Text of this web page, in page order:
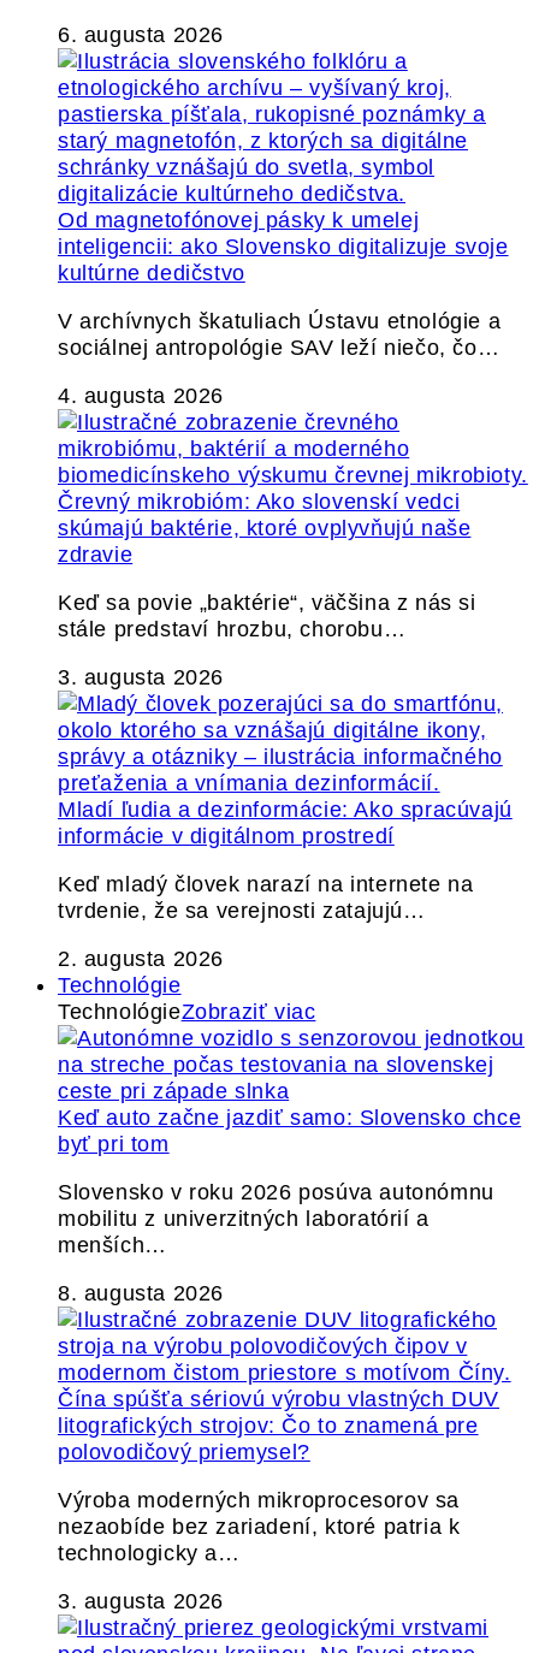
6. augusta 2026
Od magnetofónovej pásky k umelej
inteligencii: ako Slovensko digitalizuje svoje
kultúrne dedičstvo
V archívnych škatuliach Ústavu etnológie a
sociálnej antropológie SAV leží niečo, čo…
4. augusta 2026
Črevný mikrobióm: Ako slovenskí vedci
skúmajú baktérie, ktoré ovplyvňujú naše
zdravie
Keď sa povie „baktérie“, väčšina z nás si
stále predstaví hrozbu, chorobu…
3. augusta 2026
Mladí ľudia a dezinformácie: Ako spracúvajú
informácie v digitálnom prostredí
Keď mladý človek narazí na internete na
tvrdenie, že sa verejnosti zatajujú…
2. augusta 2026
Technológie
TechnológieZobraziť viac
Keď auto začne jazdiť samo: Slovensko chce
byť pri tom
Slovensko v roku 2026 posúva autonómnu
mobilitu z univerzitných laboratórií a
menších…
8. augusta 2026
Čína spúšťa sériovú výrobu vlastných DUV
litografických strojov: Čo to znamená pre
polovodičový priemysel?
Výroba moderných mikroprocesorov sa
nezaobíde bez zariadení, ktoré patria k
technologicky a…
3. augusta 2026